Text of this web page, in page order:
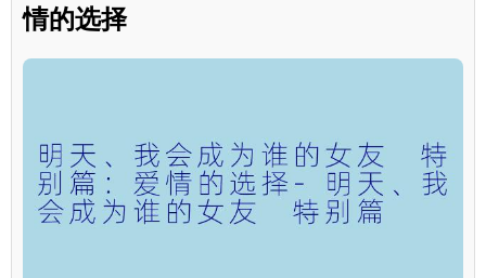
情的选择